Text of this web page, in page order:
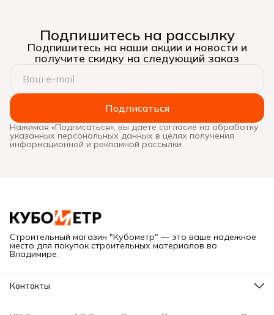
Подпишитесь на рассылку
Подпишитесь на наши акции и новости и
получите скидку на следующий заказ
Подписаться
Нажимая «Подписаться», вы даете согласие на обработку
указанных персональных данных в целях получения
информационной и рекламной рассылки
Строительный магазин "Кубометр" — это ваше надежное
место для покупок строительных материалов во
Владимире.
Контакты